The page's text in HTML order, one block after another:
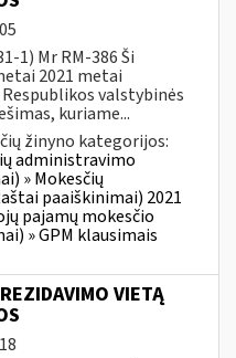
1) Mr RM-386 Ši
2021 metai
valstybinės
kuriame...
žinyno kategorijos:
administravimo
» Mokesčių
paaiškinimai) 2021
pajamų mokesčio
» GPM klausimais
VIETĄ